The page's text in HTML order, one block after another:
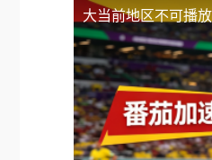
大当前地区不可播